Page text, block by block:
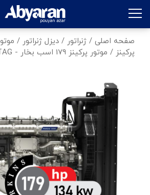
صفحه اصلی / ژنراتور / دیزل ژنراتور /
پرکینز / موتور پرکینز 179 اسب بخار - 1006TAG